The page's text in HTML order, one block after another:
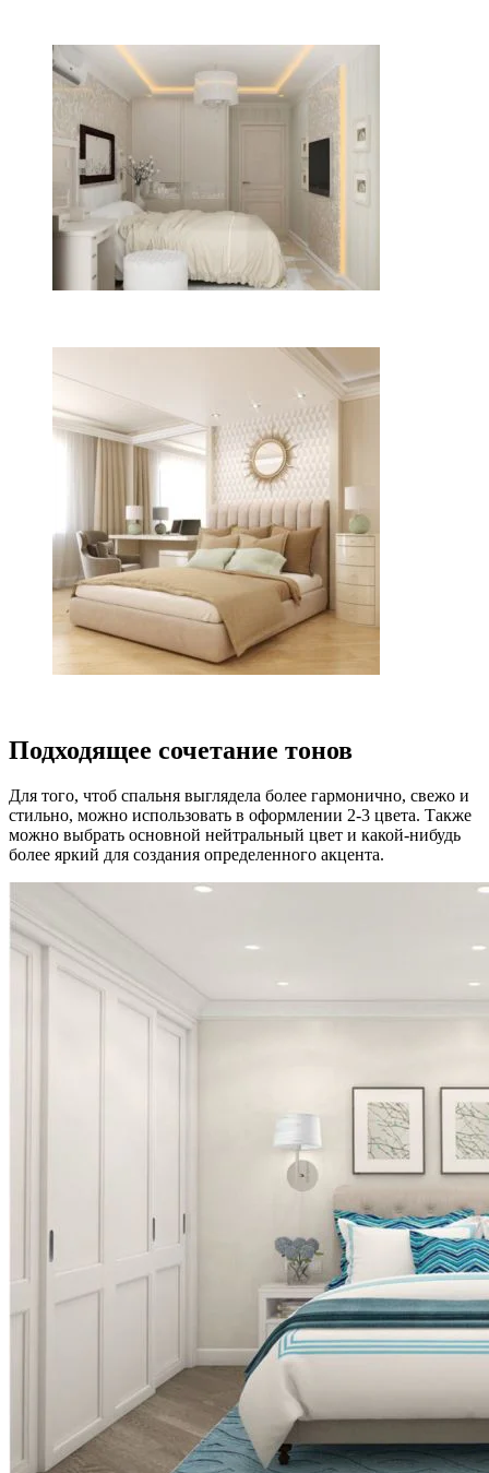
Подходящее сочетание тонов
Для того, чтоб спальня выглядела более гармонично, свежо и
стильно, можно использовать в оформлении 2-3 цвета. Также
можно выбрать основной нейтральный цвет и какой-нибудь
более яркий для создания определенного акцента.